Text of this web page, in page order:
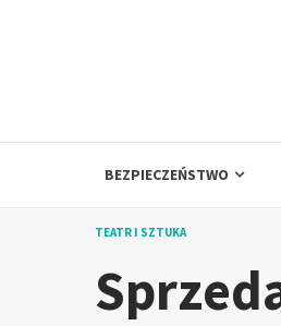
BEZPIECZEŃSTWO
TEATR I SZTUKA